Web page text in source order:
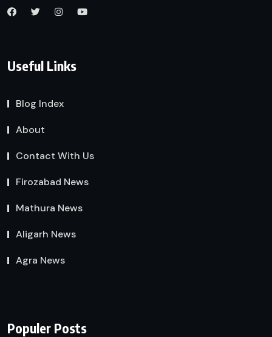
Useful Links
Blog Index
About
Contact With Us
Firozabad News
Mathura News
Aligarh News
Agra News
Populer Posts